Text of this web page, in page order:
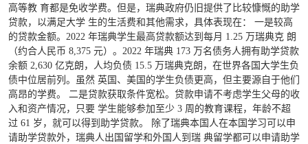
高等教 育都是免收学费。但是，瑞典政府仍旧提供了比较慷慨的助学
贷款，以满足大学 生的生活费和其他需求，具体表现在： 一是较高
的贷款金额。2022 年瑞典学生最高贷款额达到每月 1.25 万瑞典克 朗
（约合人民币 8,375 元）。2022 年瑞典 173 万名债务人拥有助学贷款
余额 2,630 亿克朗，人均负债 15.5 万瑞典克朗，在世界各国大学生负
债中位居前列。虽然 英国、美国的学生负债更高，但主要源自于他们
高昂的学费。 二是贷款获取条件宽松。贷款申请不考虑学生父母的收
入和资产情况，只要 学生能够参加至少 3 周的教育课程，年龄不超
过 61 岁，就可以得到助学贷款。 除了瑞典本国人在本国学习可以申
请助学贷款外，瑞典人出国留学和外国人到瑞 典留学都可以申请助学